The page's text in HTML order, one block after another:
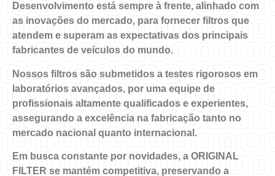
Desenvolvimento está sempre à frente, alinhado com
as inovações do mercado, para fornecer filtros que
atendem e superam as expectativas dos principais
fabricantes de veículos do mundo.
Nossos filtros são submetidos a testes rigorosos em
laboratórios avançados, por uma equipe de
profissionais altamente qualificados e experientes,
assegurando a excelência na fabricação tanto no
mercado nacional quanto internacional.
Em busca constante por novidades, a ORIGINAL
FILTER se mantém competitiva, preservando a